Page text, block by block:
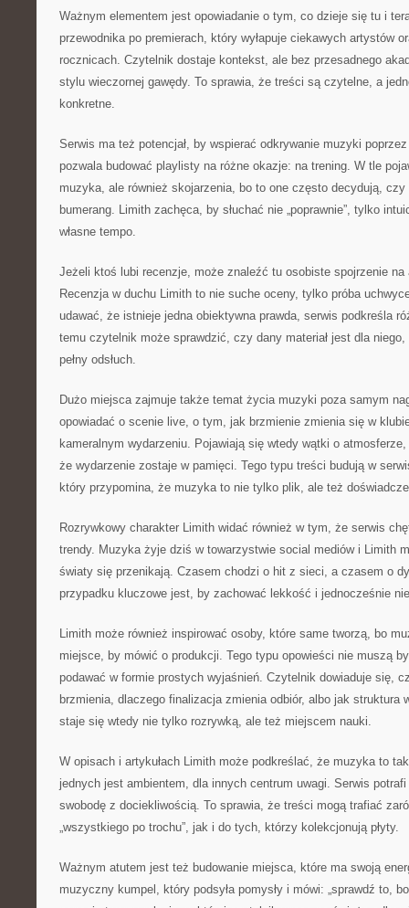
Ważnym elementem jest opowiadanie o tym, co dzieje się tu i
przewodnika po premierach, który wyłapuje ciekawych artystów
rocznicach. Czytelnik dostaje kontekst, ale bez przesadnego
stylu wieczornej gawędy. To sprawia, że treści są czytelne, a
konkretne.
Serwis ma też potencjał, by wspierać odkrywanie muzyki
pozwala budować playlisty na różne okazje: na trening. W tle
muzyka, ale również skojarzenia, bo to one często decydują, czy
bumerang. Limith zachęca, by słuchać nie „poprawnie”, tylko
własne tempo.
Jeżeli ktoś lubi recenzje, może znaleźć tu osobiste spojrzenie na
Recenzja w duchu Limith to nie suche oceny, tylko próba
udawać, że istnieje jedna obiektywna prawda, serwis podkreśla
temu czytelnik może sprawdzić, czy dany materiał jest dla
pełny odsłuch.
Dużo miejsca zajmuje także temat życia muzyki poza samym
opowiadać o scenie live, o tym, jak brzmienie zmienia się w
kameralnym wydarzeniu. Pojawiają się wtedy wątki o
że wydarzenie zostaje w pamięci. Tego typu treści budują w
który przypomina, że muzyka to nie tylko plik, ale też
Rozrywkowy charakter Limith widać również w tym, że serwis
trendy. Muzyka żyje dziś w towarzystwie social mediów i Limith
światy się przenikają. Czasem chodzi o hit z sieci, a czasem o
przypadku kluczowe jest, by zachować lekkość i jednocześnie
Limith może również inspirować osoby, które same tworzą, bo
miejsce, by mówić o produkcji. Tego typu opowieści nie muszą
podawać w formie prostych wyjaśnień. Czytelnik dowiaduje się,
brzmienia, dlaczego finalizacja zmienia odbiór, albo jak struktura
staje się wtedy nie tylko rozrywką, ale też miejscem nauki.
W opisach i artykułach Limith może podkreślać, że muzyka to
jednych jest ambientem, dla innych centrum uwagi. Serwis
swobodę z dociekliwością. To sprawia, że treści mogą trafiać
„wszystkiego po trochu”, jak i do tych, którzy kolekcjonują płyty.
Ważnym atutem jest też budowanie miejsca, które ma swoją
muzyczny kumpel, który podsyła pomysły i mówi: „sprawdź to,